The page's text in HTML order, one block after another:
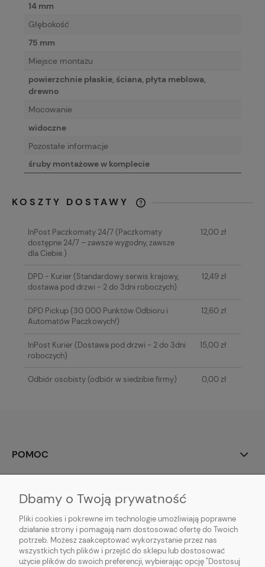
14 mm
Głębokość
75 mm
Miejsce montażu
powierzchnie płaskie, ściana, płyta meblowa,
drewno
Mocowanie
widoczne
Pozostałe informacje
śruby montażowe w komplecie
KOSZTY DOSTAWY
KOSZTÓW PŁATNOŚCI
InPost Paczkomaty 24/7(Paczkomaty
dostępne 24/7 – zawsze wygodny, zawsze
dla Ciebie.)
12,00 zł
DPD - Kurier(Standardowy serwis krajowy,
dostawa pod drzwi - 2 do 3dni roboczych)
12,49 zł
DPD Pickup(30 000 Punktów Odbioru i
Automatów Paczkowych!)
12,60 zł
InPost Kurier(Dostawa pod drzwi - 2 do 3dni
roboczych)
15,00 zł
Odbiór osobisty(odbiór w siedzibie firmy) 0,00 zł
POMOC
PŁATNOŚCI I DOSTAWA
INFORMACJE
Dbamy o Twoją prywatność
Pliki cookies i pokrewne im technologie umożliwiają poprawne
działanie strony i pomagają nam dostosować ofertę do Twoich
potrzeb. Możesz zaakceptować wykorzystanie przez nas
wszystkich tych plików i przejść do sklepu lub dostosować
użycie plików do swoich preferencji, wybierając opcję "Dostosuj